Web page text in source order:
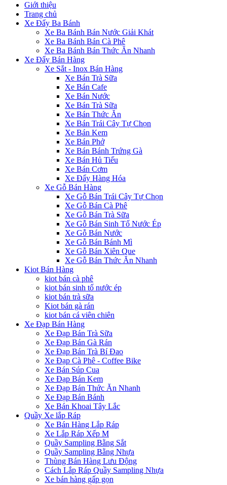
Giới thiệu
Trang chủ
Xe Đẩy Ba Bánh
Xe Ba Bánh Bán Nước Giải Khát
Xe Ba Bánh Bán Cà Phê
Xe Ba Bánh Bán Thức Ăn Nhanh
Xe Đẩy Bán Hàng
Xe Sắt - Inox Bán Hàng
Xe Bán Trà Sữa
Xe Bán Cafe
Xe Bán Nước
Xe Bán Trà Sữa
Xe Bán Thức Ăn
Xe Bán Trái Cây Tự Chọn
Xe Bán Kem
Xe Bán Phở
Xe Bán Bánh Trứng Gà
Xe Bán Hủ Tiếu
Xe Bán Cơm
Xe Đẩy Hàng Hóa
Xe Gỗ Bán Hàng
Xe Gỗ Bán Trái Cây Tự Chọn
Xe Gỗ Bán Cà Phê
Xe Gỗ Bán Trà Sữa
Xe Gỗ Bán Sinh Tố Nước Ép
Xe Gỗ Bán Nước
Xe Gỗ Bán Bánh Mì
Xe Gỗ Bán Xiên Que
Xe Gỗ Bán Thức Ăn Nhanh
Kiot Bán Hàng
kiot bán cà phê
kiot bán sinh tố nước ép
kiot bán trà sữa
Kiot bán gà rán
kiot bán cá viên chiên
Xe Đạp Bán Hàng
Xe Đạp Bán Trà Sữa
Xe Đạp Bán Gà Rán
Xe Đạp Bán Trà Bí Đao
Xe Đạp Cà Phê - Coffee Bike
Xe Bán Súp Cua
Xe Đạp Bán Kem
Xe Đạp Bán Thức Ăn Nhanh
Xe Đạp Bán Bánh
Xe Bán Khoai Tây Lắc
Quầy Xe lắp Ráp
Xe Bán Hàng Lắp Ráp
Xe Lắp Ráp Xếp M
Quầy Sampling Bằng Sắt
Quầy Sampling Bằng Nhựa
Thùng Bán Hàng Lưu Động
Cách Lắp Ráp Quầy Sampling Nhựa
Xe bán hàng gấp gọn